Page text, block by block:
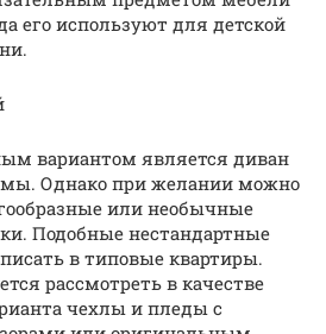
его используют для детской
вариантом является диван
Однако при желании можно
или необычные
Подобные нестандартные
в типовые квартиры.
рассмотреть в качестве
чехлы и пледы с